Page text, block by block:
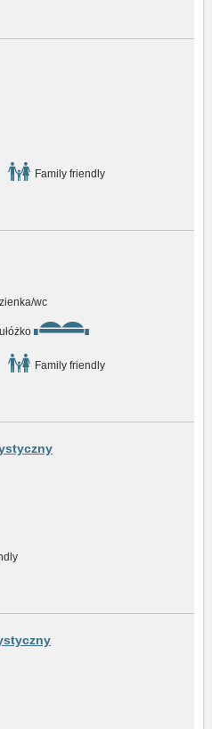
Family friendly
wc
Family friendly